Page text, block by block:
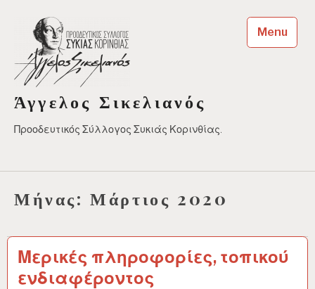
content
Άγγελος Σικελιανός
Προοδευτικός Σύλλογος Συκιάς Κορινθίας.
Menu
Μήνας:Μάρτιος 2020
Μερικές πληροφορίες, τοπικού
ενδιαφέροντος